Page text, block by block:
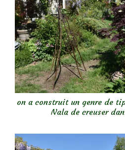
on a construit un genre de
Nala de creuser